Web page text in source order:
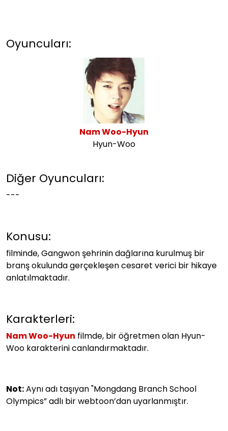
Oyuncuları:
Nam Woo-Hyun
Hyun-Woo
Diğer Oyuncuları:
---
Konusu:
filminde, Gangwon şehrinin dağlarına kurulmuş bir
branş okulunda gerçekleşen cesaret verici bir hikaye
anlatılmaktadır.
Karakterleri:
Nam Woo-Hyun filmde, bir öğretmen olan Hyun-
Woo karakterini canlandırmaktadır.
Not:Aynı adı taşıyan "Mongdang Branch School
Olympics” adlı bir webtoon’dan uyarlanmıştır.